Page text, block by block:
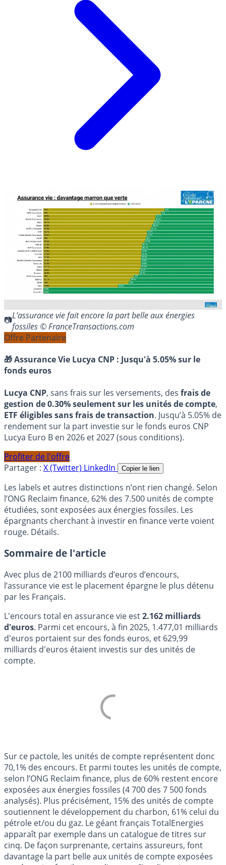
L’assurance vie fait encore la part belle aux énergies
fossiles © FranceTransactions.com
Offre Partenaire
🎁 Assurance Vie Lucya CNP : Jusqu'à 5.05% sur le
fonds euros
Lucya CNP, sans frais sur les versements, des frais de
gestion de 0.30% seulement sur les unités de compte,
ETF éligibles sans frais de transaction. Jusqu’à 5.05% de
rendement sur la part investie sur le fonds euros CNP
Lucya Euro B en 2026 et 2027 (sous conditions).
Profiter de l'offre
Partager : X (Twitter) LinkedIn Copier le lien
Les labels et autres distinctions n’ont rien changé. Selon
l’ONG Reclaim finance, 62% des 7.500 unités de compte
étudiées, sont exposées aux énergies fossiles. Les
épargnants cherchant à investir en finance verte voient
rouge. Détails.
Sommaire de l'article
Avec plus de 2100 milliards d’euros d’encours,
l’assurance vie est le placement épargne le plus détenu
par les Français.
L'encours total en assurance vie est2.162 milliards
d'euros. Parmi cet encours, à fin 2025, 1.477,01 milliards
d'euros portaient sur des fonds euros, et 629,99
milliards d'euros étaient investis sur des unités de
compte.
Sur ce pactole, les unités de compte représentent donc
70,1% des encours. Et parmi toutes les unités de compte,
selon l’ONG Reclaim finance, plus de 60% restent encore
exposées aux énergies fossiles (4 700 des 7 500 fonds
analysés). Plus précisément, 15% des unités de compte
soutiennent le développement du charbon, 61% celui du
pétrole et/ou du gaz. Le géant français TotalEnergies
apparaît par exemple dans un catalogue de titres sur
cinq. De façon surprenante, certains assureurs, font
davantage la part belle aux unités de compte exposées